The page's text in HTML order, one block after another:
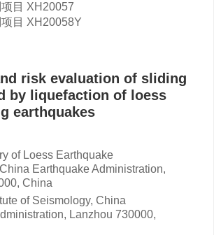
目 XH20057
目 XH20058Y
risk evaluation of sliding
by liquefaction of loess
earthquakes
of Loess Earthquake
Earthquake Administration,
China
of Seismology, China
Lanzhou 730000,